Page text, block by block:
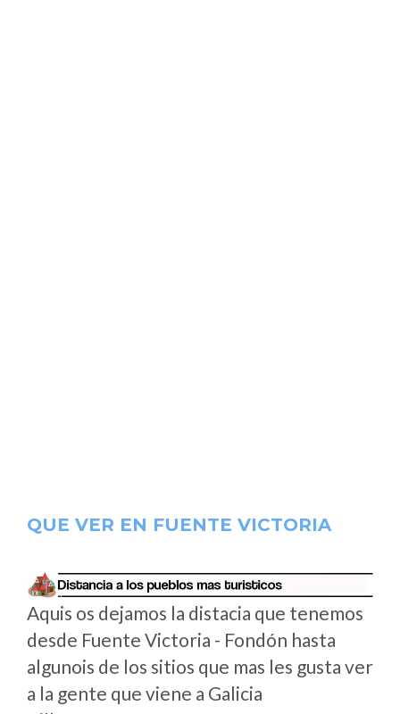
QUE VER EN FUENTE VICTORIA
Aquis os dejamos la distacia que tenemos
desde Fuente Victoria - Fondón hasta
algunois de los sitios que mas les gusta ver
a la gente que viene a Galicia